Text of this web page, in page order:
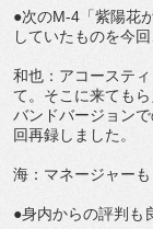
●次のM-4「紫陽花
していたものを今
和也：アコーステ
て。そこに来ても
バンドバージョン
回再録しました。
海：マネージャー
●身内からの評判も